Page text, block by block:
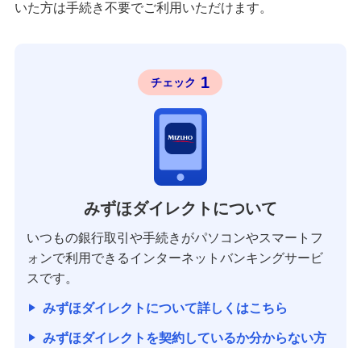
いた方は手続き不要でご利用いただけます。
チェック 1
みずほダイレクトについて
いつもの銀行取引や手続きがパソコンやスマートフ
ォンで利用できるインターネットバンキングサービ
スです。
みずほダイレクトについて詳しくはこちら
みずほダイレクトを契約しているか分からない方